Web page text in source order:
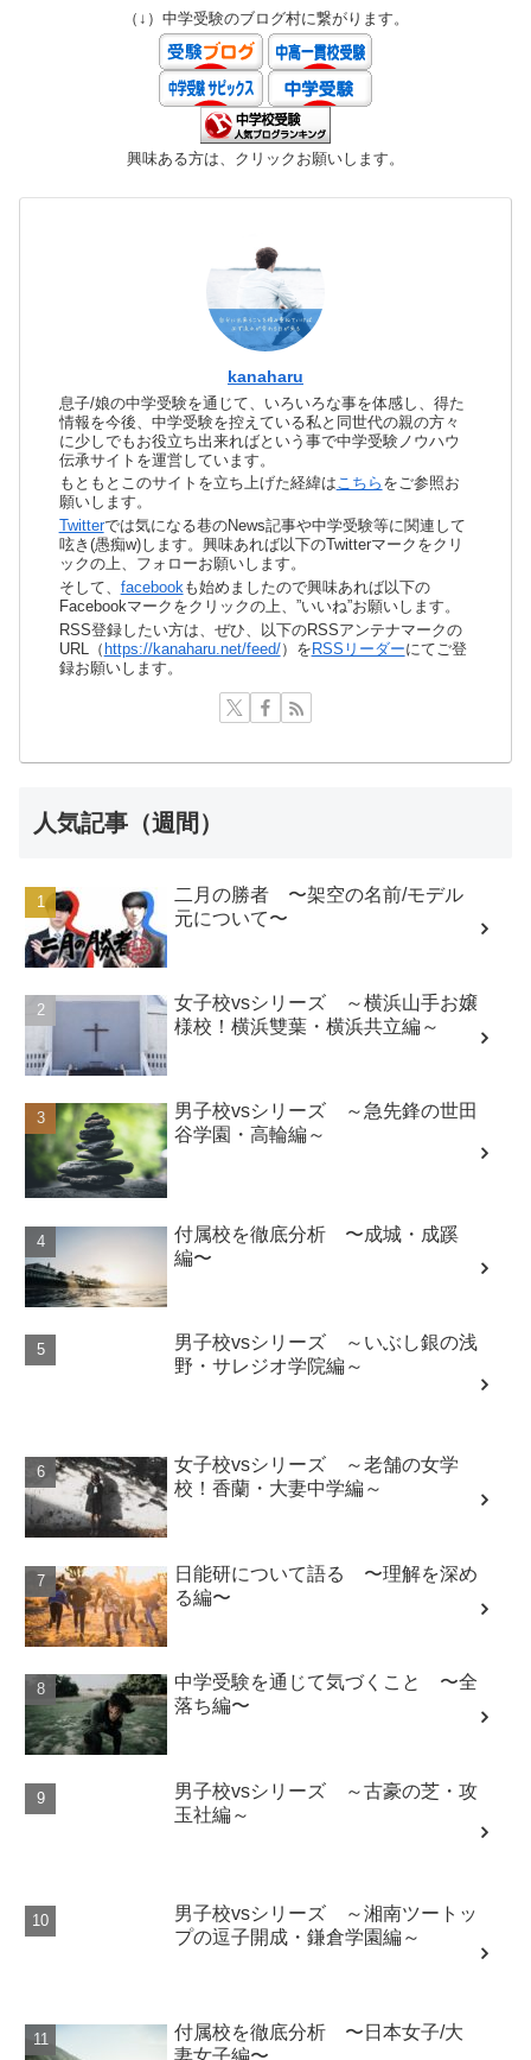
（↓）中学受験のブログ村に繋がります。
興味ある方は、クリックお願いします。
kanaharu
息子/娘の中学受験を通じて、いろいろな事を体感し、得た
情報を今後、中学受験を控えている私と同世代の親の方々
に少しでもお役立ち出来ればという事で中学受験ノウハウ
伝承サイトを運営しています。
もともとこのサイトを立ち上げた経緯はこちら をご参照お
願いします。
Twitterでは気になる巷のNews記事や中学受験等に関連して
呟き(愚痴w)します。興味あれば以下のTwitterマークをクリ
ックの上、フォローお願いします。
そして、 facebookも始めましたので興味あれば以下の
Facebookマークをクリックの上、”いいね”お願いします。
RSS登録したい方は、ぜひ、以下のRSSアンテナマークの
URL（ https://kanaharu.net/feed/）を RSSリーダーにてご登
録お願いします。
人気記事（週間）
二月の勝者 〜架空の名前/モデル
元について〜
女子校vsシリーズ ～横浜山手お嬢
様校！横浜雙葉・横浜共立編～
男子校vsシリーズ ～急先鋒の世田
谷学園・高輪編～
付属校を徹底分析 〜成城・成蹊
編〜
男子校vsシリーズ ～いぶし銀の浅
野・サレジオ学院編～
女子校vsシリーズ ～老舗の女学
校！香蘭・大妻中学編～
日能研について語る 〜理解を深め
る編〜
中学受験を通じて気づくこと 〜全
落ち編〜
男子校vsシリーズ ～古豪の芝・攻
玉社編～
男子校vsシリーズ ～湘南ツートッ
プの逗子開成・鎌倉学園編～
付属校を徹底分析 〜日本女子/大